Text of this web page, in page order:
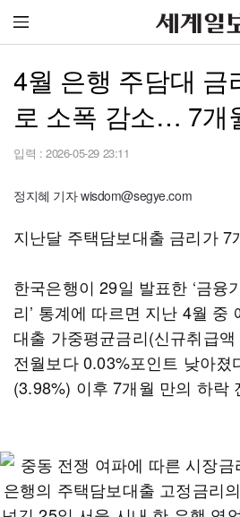
4월 은행 주담대 금
로 소폭 감소… 7개
입력 : 2026-05-29 23:11
정지혜 기자 wisdom@segye.com
지난달 주택담보대출 금리가 7
한국은행이 29일 발표한 ‘금융
리’ 통계에 따르면 지난 4월 중
대출 가중평균금리(신규취급
전월보다 0.03%포인트 낮아졌
(3.98%) 이후 7개월 만의 하락